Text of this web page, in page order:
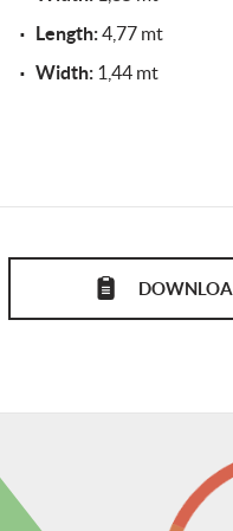
finanziamenti, leasing o
Length:4,77 mt
Width: 1,44 mt